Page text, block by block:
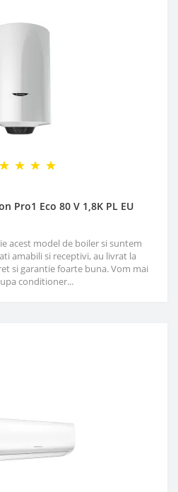
Pro1 Eco 80 V 1,8K PL EU
acest model de boiler si suntem
amabili si receptivi, au livrat la
si garantie foarte buna. Vom mai
conditioner...